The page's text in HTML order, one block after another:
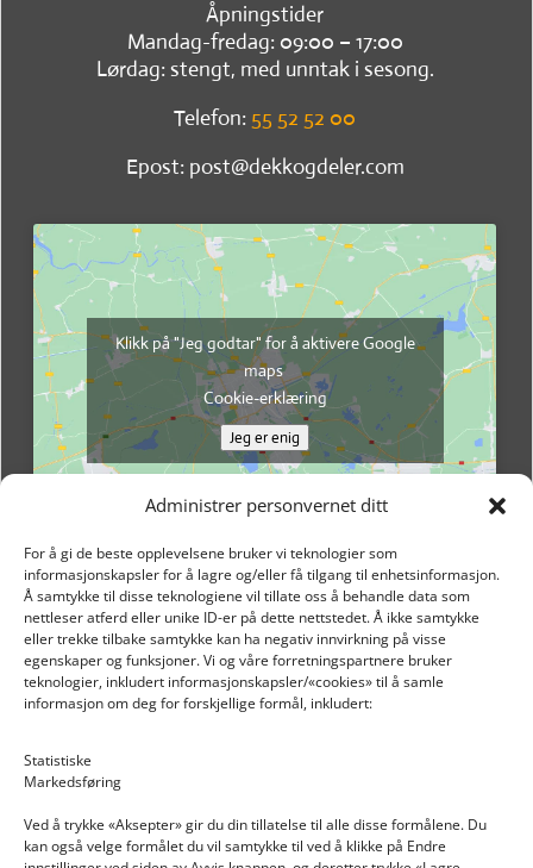
Administrer personvernet ditt
For å gi de beste opplevelsene bruker vi teknologier som
informasjonskapsler for å lagre og/eller få tilgang til enhetsinformasjon.
Å samtykke til disse teknologiene vil tillate oss å behandle data som
nettleser atferd eller unike ID-er på dette nettstedet. Å ikke samtykke
eller trekke tilbake samtykke kan ha negativ innvirkning på visse
egenskaper og funksjoner. Vi og våre forretningspartnere bruker
teknologier, inkludert informasjonskapsler/«cookies» til å samle
informasjon om deg for forskjellige formål, inkludert:
Statistiske
Markedsføring
Ved å trykke «Aksepter» gir du din tillatelse til alle disse formålene. Du
kan også velge formålet du vil samtykke til ved å klikke på Endre
Åpningstider
Mandag-fredag: 09:00 – 17:00
Lørdag: stengt, med unntak i sesong.
Telefon: 55 52 52 00
Epost: post@dekkogdeler.com
Klikk på "Jeg godtar" for å aktivere Google
maps
Cookie-erklæring
Jeg er enig